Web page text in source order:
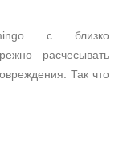
с близко
расчесывать
Так что